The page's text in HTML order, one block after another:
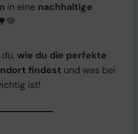
in eine nachhaltige
wie du die perfekte
findest und was bei
ist!